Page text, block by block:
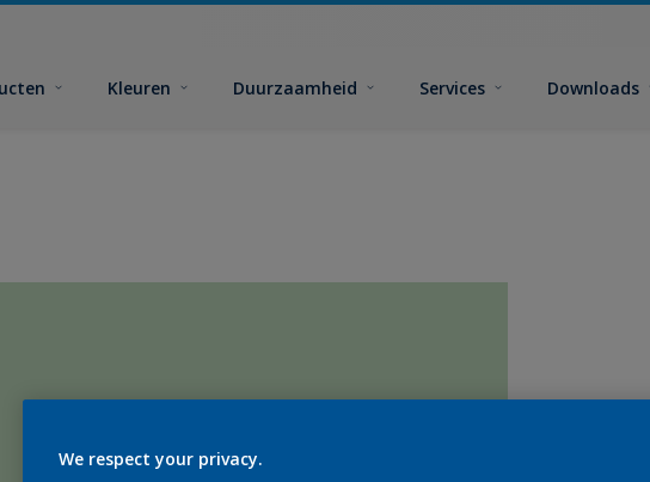
Kleuren Duurzaamheid Services Downloads
We respect your privacy.